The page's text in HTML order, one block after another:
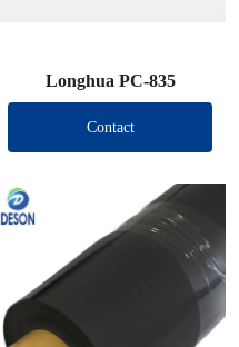
Longhua PC-835
Contact